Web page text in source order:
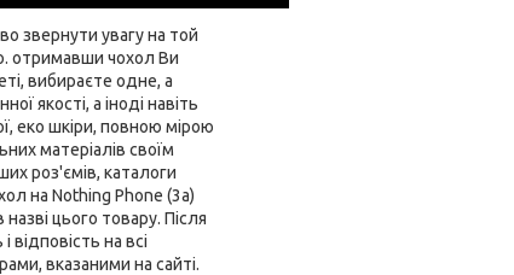
звернути увагу на той
отримавши чохол Ви
вибираєте одне, а
якості, а іноді навіть
еко шкіри, повною мірою
матеріалів своїм
роз'ємів, каталоги
на Nothing Phone (3a)
цього товару. Після
на всі
вказаними на сайті.